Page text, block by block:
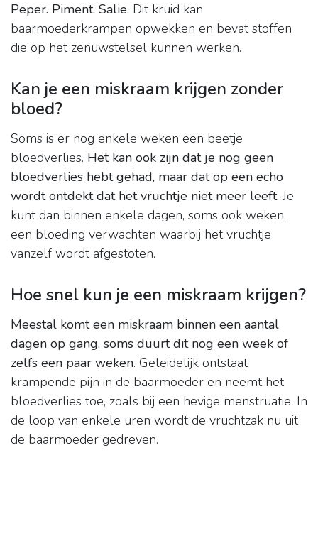
Peper. Piment. Salie. Dit kruid kan
baarmoederkrampen opwekken en bevat stoffen
die op het zenuwstelsel kunnen werken.
Kan je een miskraam krijgen zonder
bloed?
Soms is er nog enkele weken een beetje
bloedverlies. Het kan ook zijn dat je nog geen
bloedverlies hebt gehad, maar dat op een echo
wordt ontdekt dat het vruchtje niet meer leeft. Je
kunt dan binnen enkele dagen, soms ook weken,
een bloeding verwachten waarbij het vruchtje
vanzelf wordt afgestoten.
Hoe snel kun je een miskraam krijgen?
Meestal komt een miskraam binnen een aantal
dagen op gang, soms duurt dit nog een week of
zelfs een paar weken. Geleidelijk ontstaat
krampende pijn in de baarmoeder en neemt het
bloedverlies toe, zoals bij een hevige menstruatie. In
de loop van enkele uren wordt de vruchtzak nu uit
de baarmoeder gedreven.